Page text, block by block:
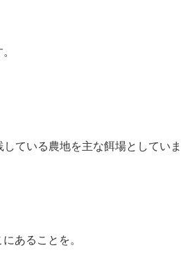
ている農地を主な餌場としていま
あることを。